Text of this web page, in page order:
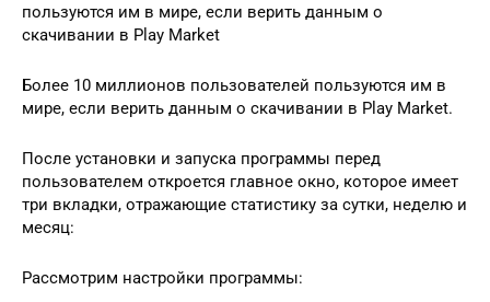
пользуются им в мире, если верить данным о
скачивании в Play Market
Более 10 миллионов пользователей пользуются им в
мире, если верить данным о скачивании в Play Market.
После установки и запуска программы перед
пользователем откроется главное окно, которое имеет
три вкладки, отражающие статистику за сутки, неделю и
месяц:
Рассмотрим настройки программы: